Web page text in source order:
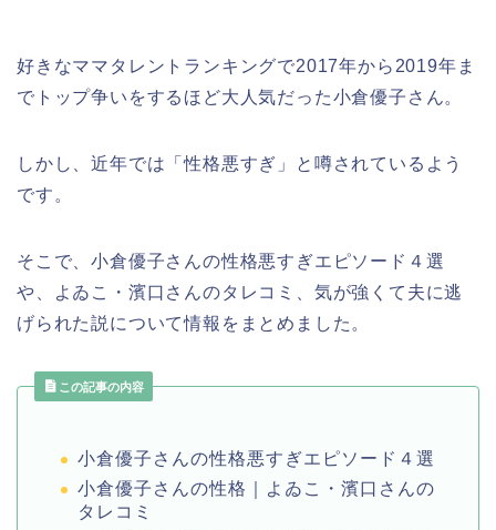
好きなママタレントランキングで2017年から 2019年ま
でトップ争いをするほど大人気だった小倉優子さん。
しかし、近年では「性格悪すぎ」と噂されているよう
です。
そこで、小倉優子さんの性格悪すぎエピソード４選
や、よゐこ・濱口さんのタレコミ、気が強くて夫に逃
げられた説について情報をまとめました。
この記事の内容
小倉優子さんの性格悪すぎエピソード４選
小倉優子さんの性格｜よゐこ・濱口さんの
タレコミ